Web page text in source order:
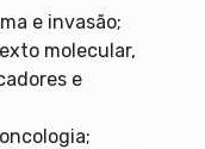
e invasão;
molecular,
e